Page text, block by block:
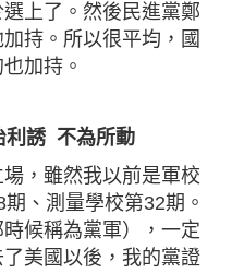
上了。然後民進黨鄭
持。所以很平均，國
加持。
誘 不為所動
，雖然我以前是軍校
、測量學校第32期。
候稱為黨軍），一定
美國以後，我的黨證